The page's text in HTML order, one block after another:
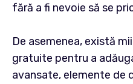
fără a fi nevoie să se
De asemenea, există
gratuite pentru a
avansate, elemente de